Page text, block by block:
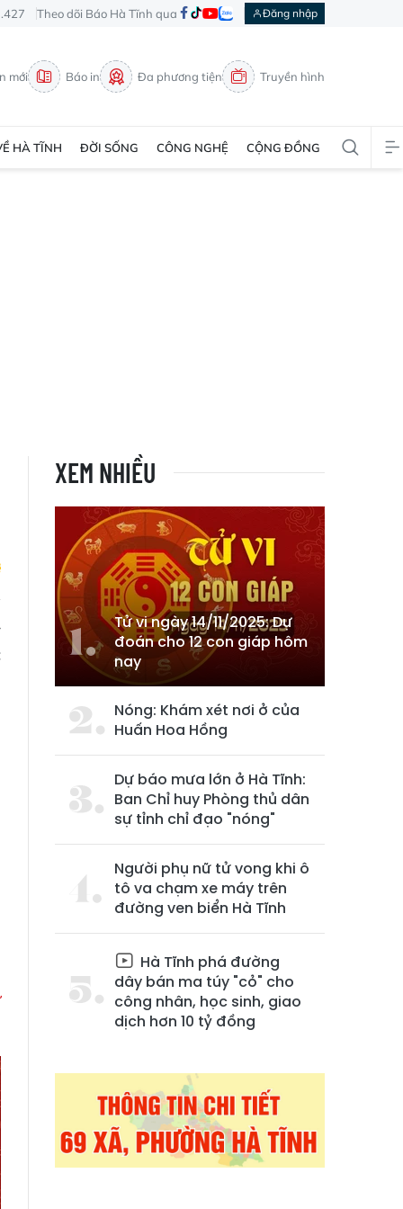
Theo dõi Báo Hà Tĩnh qua Đăng nhập
mới Báo in Đa phương tiện Truyền hình
HÀ TĨNH ĐỜI SỐNG CÔNG NGHỆ CỘNG ĐỒNG
XEM NHIỀU
Tử vi ngày 14/11/2025: Dự
đoán cho 12 con giáp hôm
nay
Nóng: Khám xét nơi ở của
Huấn Hoa Hồng
Dự báo mưa lớn ở Hà Tĩnh:
Ban Chỉ huy Phòng thủ dân
sự tỉnh chỉ đạo "nóng"
Người phụ nữ tử vong khi ô
tô va chạm xe máy trên
đường ven biển Hà Tĩnh
Hà Tĩnh phá đường
dây bán ma túy "cỏ" cho
công nhân, học sinh, giao
dịch hơn 10 tỷ đồng